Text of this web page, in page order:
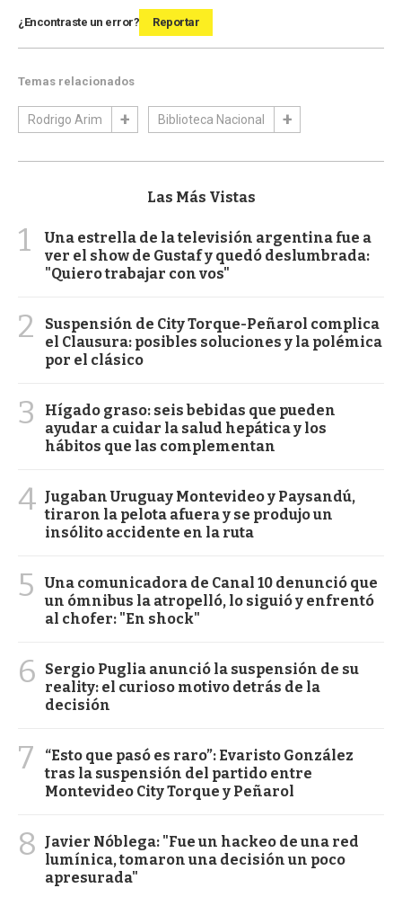
¿Encontraste un error? Reportar
Temas relacionados
Rodrigo Arim Biblioteca Nacional
Las Más Vistas
1
Una estrella de la televisión argentina fue a
ver el show de Gustaf y quedó deslumbrada:
"Quiero trabajar con vos"
2
Suspensión de City Torque-Peñarol complica
el Clausura: posibles soluciones y la polémica
por el clásico
3
Hígado graso: seis bebidas que pueden
ayudar a cuidar la salud hepática y los
hábitos que las complementan
4 Jugaban Uruguay Montevideo y Paysandú,
tiraron la pelota afuera y se produjo un
insólito accidente en la ruta
5
Una comunicadora de Canal 10 denunció que
un ómnibus la atropelló, lo siguió y enfrentó
al chofer: "En shock"
6
Sergio Puglia anunció la suspensión de su
reality: el curioso motivo detrás de la
decisión
7
“Esto que pasó es raro”: Evaristo González
tras la suspensión del partido entre
Montevideo City Torque y Peñarol
8
Javier Nóblega: "Fue un hackeo de una red
lumínica, tomaron una decisión un poco
apresurada"